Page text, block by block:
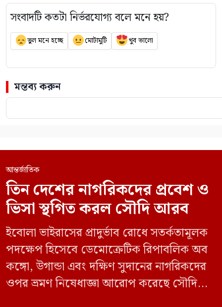
সংবাদটি কতটা নির্ভরযোগ্য বলে মনে হয়?
ভুল মনে হচ্ছে মোটামুটি খুব ভালো
মন্তব্য করুন
আন্তর্জাতিক
তিন দেশের নাগরিকদের প্রবেশ ও
ভিসা স্থগিত করল সৌদি আরব
ইবোলা ভাইরাসের প্রাদুর্ভাব রোধে সতর্কতামূলক
পদক্ষেপ হিসেবে ডেমোক্রেটিক রিপাবলিক অব
কঙ্গো, উগান্ডা এবং দক্ষিণ সুদানের নাগরিকদের
ওপর ভ্রমণ নিষেধাজ্ঞা আরোপ করেছে সৌদি